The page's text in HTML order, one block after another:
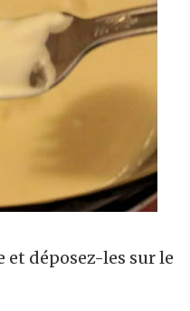
déposez-les sur le